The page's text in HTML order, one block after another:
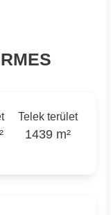
Telek terület
1439 m²